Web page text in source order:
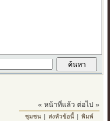
« หน้าที่แล้ว ต่อไป »
ชุมชน| ส่งหัวข้อนี้| พิมพ์